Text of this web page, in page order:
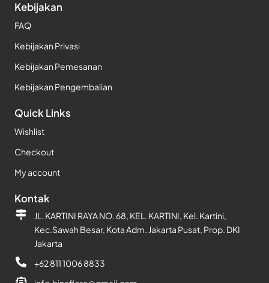
Kebijakan
FAQ
Kebijakan Privasi
Kebijakan Pemesanan
Kebijakan Pengembalian
Quick Links
Wishlist
Checkout
My account
Kontak
JL. KARTINI RAYA NO. 68, KEL. KARTINI, Kel. Kartini,
Kec.Sawah Besar, Kota Adm. Jakarta Pusat, Prop. DKI
Jakarta
+62 811 1006 8833